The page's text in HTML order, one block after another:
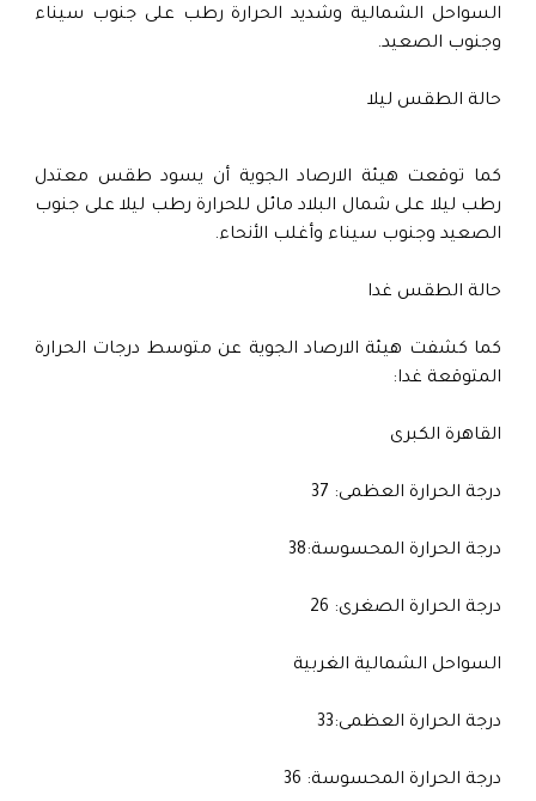
السواحل الشمالية وشديد الحرارة رطب على جنوب سيناء
وجنوب الصعيد.
حالة الطقس ليلا
كما توقعت هيئة الارصاد الجوية أن يسود طقس معتدل
رطب ليلا على شمال البلاد مائل للحرارة رطب ليلا على جنوب
الصعيد وجنوب سيناء وأغلب الأنحاء.
حالة الطقس غدا
كما كشفت هيئة الارصاد الجوية عن متوسط درجات الحرارة
المتوقعة غدا:
القاهرة الكبرى
درجة الحرارة العظمى: 37
درجة الحرارة المحسوسة:38
درجة الحرارة الصغرى: 26
السواحل الشمالية الغربية
درجة الحرارة العظمى:33
درجة الحرارة المحسوسة: 36